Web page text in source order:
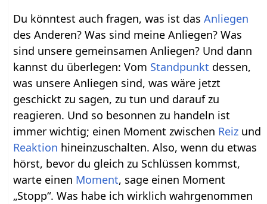
Du könntest auch fragen, was ist dasAnliegen
des Anderen? Was sind meine Anliegen? Was
sind unsere gemeinsamen Anliegen? Und dann
kannst du überlegen: Vom Standpunkt dessen,
was unsere Anliegen sind, was wäre jetzt
geschickt zu sagen, zu tun und darauf zu
reagieren. Und so besonnen zu handeln ist
immer wichtig; einen Moment zwischen Reiz und
Reaktion hineinzuschalten. Also, wenn du etwas
hörst, bevor du gleich zu Schlüssen kommst,
warte einen Moment, sage einen Moment
„Stopp“. Was habe ich wirklich wahrgenommen